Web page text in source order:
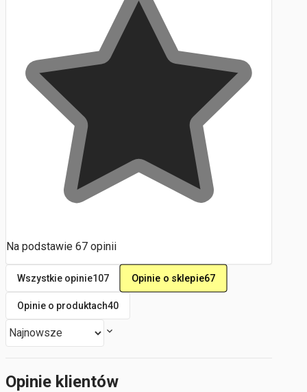
Na podstawie 67 opinii
Wszystkie opinie107 Opinie o sklepie67
Opinie o produktach40
Opinie klientów